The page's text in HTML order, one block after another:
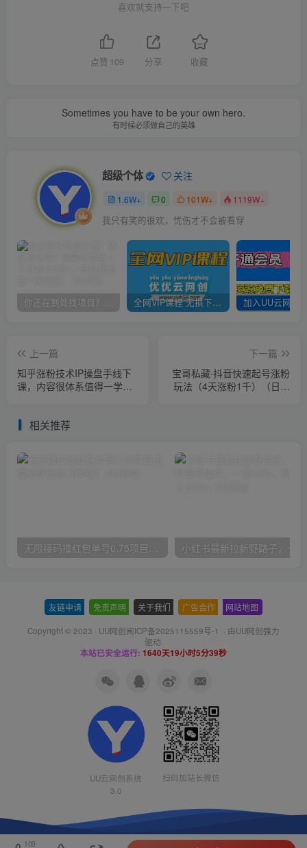
喜欢就支持一下吧
点赞 109 分享 收藏
Sometimes you have to be your own hero.
有时候必须做自己的英雄
超级个体 关注
1.6W+ 0 101W+ 1119W+
我只有笑的很欢，忧伤才不会被看穿
你还在到处找项目？还在当韭菜？我靠卖项目一个月收入5万+，曾经我也是个失败者。 全网VIP课程 无损下载~
上一篇
知乎涨粉技术IP操盘手线下
课，​内容很体系值得一学原
下一篇
宝哥私藏·抖音快速起号涨粉
玩法（4天涨粉1千）（日赚
相关推荐
无限接码撸红包单号0.75项目无偿分享给你【揭秘】
友链申请 免责声明 关于我们 广告合作 网站地图
Copyright © 2023 · UU网创闽ICP备2025115559号-1 · 由UU网创强力
驱动.
本站已安全运行: 1640天19小时5分40秒
UU云网创系统
3.0
扫码加站长微信
109